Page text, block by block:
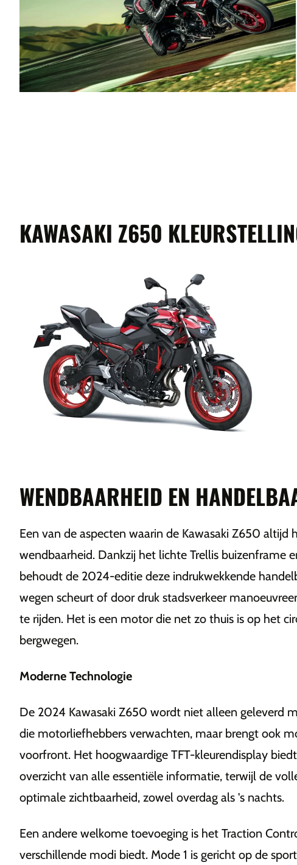
KAWASAKI Z650
WENDBAARHEID EN
Een van de aspecten waarin de Kawasaki Z650 altijd
wendbaarheid. Dankzij het lichte Trellis buizenframe
behoudt de 2024-editie deze indrukwekkende
wegen scheurt of door druk stadsverkeer
te rijden. Het is een motor die net zo thuis is op het
bergwegen.
Moderne Technologie
De 2024 Kawasaki Z650 wordt niet alleen geleverd
die motorliefhebbers verwachten, maar brengt ook
voorfront. Het hoogwaardige TFT-kleurendisplay
overzicht van alle essentiële informatie, terwijl de
optimale zichtbaarheid, zowel overdag als 's nachts.
Een andere welkome toevoeging is het Traction
verschillende modi biedt. Mode 1 is gericht op de